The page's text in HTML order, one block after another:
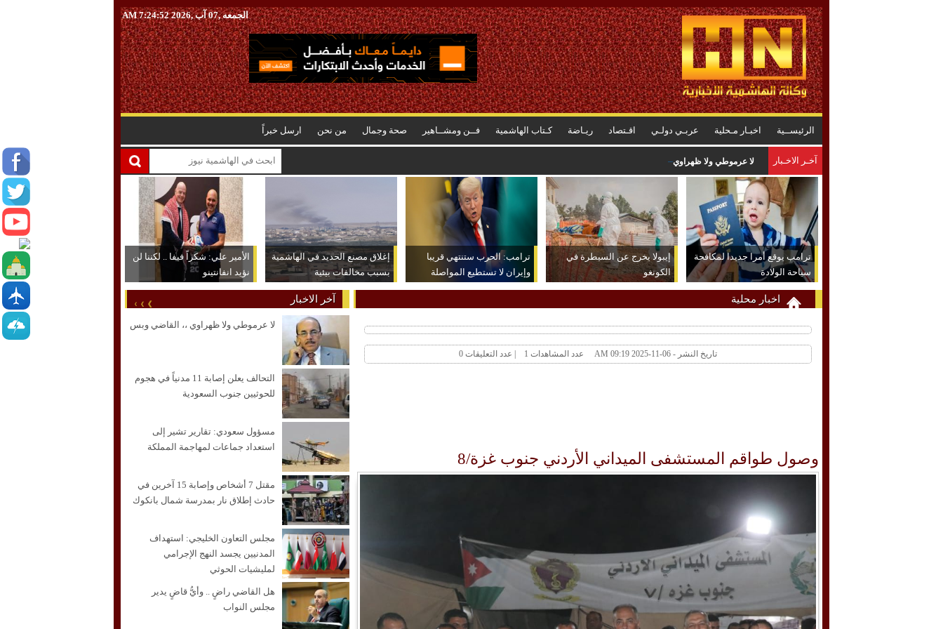
الجمعه ,07 آب ,2026 7:24:53 AM
الرئيســية اخبـار مـحلية عربـي دولـي اقـتصاد ريـاضة كـتاب الهاشمية فــن ومشــاهير صحة وجمال من نحن ارسل خبراً
آخـر الاخـبار لا عرموطي ولا ظهراوي ،، القاضي وبس
ترامب يوقع أمرا جديدا لمكافحة
سياحة الولادة
إيبولا يخرج عن السيطرة في
الكونغو
ترامب: الحرب ستنتهي قريبا
وإيران لا تستطيع المواصلة
إغلاق مصنع الحديد في الهاشمية
بسبب مخالفات بيئية
الأمير علي: شكراً فيفا .. لكننا لن
نؤيد انفانتينو
اخبار محلية
تاريخ النشر - 06-11-2025 09:19 AM عدد المشاهدات 1 | عدد التعليقات 0
وصول طواقم المستشفى الميداني الأردني جنوب غزة/8
آخر الاخبار
لا عرموطي ولا ظهراوي ،، القاضي وبس
التحالف يعلن إصابة 11 مدنياً في هجوم
للحوثيين جنوب السعودية
مسؤول سعودي: تقارير تشير إلى
استعداد جماعات لمهاجمة المملكة
مقتل 7 أشخاص وإصابة 15 آخرين في
حادث إطلاق نار بمدرسة شمال بانكوك
مجلس التعاون الخليجي: استهداف
المدنيين يجسد النهج الإجرامي
لمليشيات الحوثي
هل القاضي راضٍ .. وأيُّ قاضٍ يدير
مجلس النواب